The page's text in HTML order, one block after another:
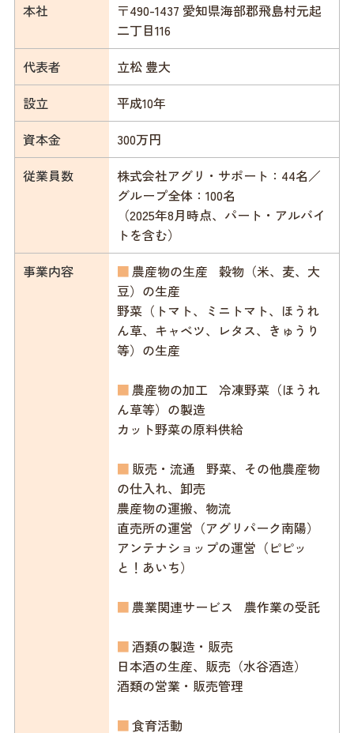
本社
〒490-1437 愛知県海部郡飛島村元起
二丁目116
代表者
立松 豊大
設立
平成10年
資本金
300万円
従業員数
株式会社アグリ・サポート：44名／
グループ全体：100名
（2025年8月時点、パート・アルバイ
トを含む）
事業内容
■農産物の生産 穀物（米、麦、大
豆）の生産
野菜（トマト、ミニトマト、ほうれ
ん草、キャベツ、レタス、きゅうり
等）の生産
■農産物の加工 冷凍野菜（ほうれ
ん草等）の製造
カット野菜の原料供給
■ 販売・流通 野菜、その他農産物
の仕入れ、卸売
農産物の運搬、物流
直売所の運営（アグリパーク南陽）
アンテナショップの運営（ピピッ
と！あいち）
■農業関連サービス 農作業の受託
■酒類の製造・販売
日本酒の生産、販売（水谷酒造）
酒類の営業・販売管理
■食育活動